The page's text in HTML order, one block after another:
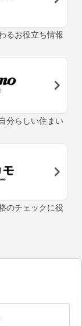
るお役立ち情報
分らしい住まい
のチェックに役